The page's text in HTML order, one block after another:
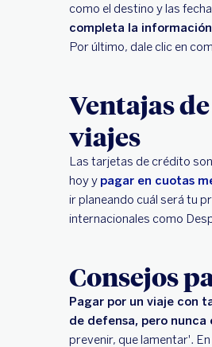
como el destino y las
completa la
Por último, dale clic en
Ventajas
viajes
Las tarjetas de crédito
hoy y pagar en cuotas
ir planeando cuál será tu
internacionales como
Consejos
Pagar por un viaje con
de defensa, pero nunca
prevenir, que lamentar'.